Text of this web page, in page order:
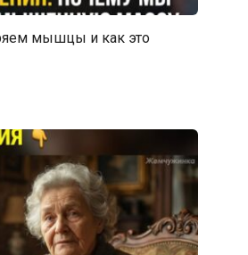
мышцы и как это